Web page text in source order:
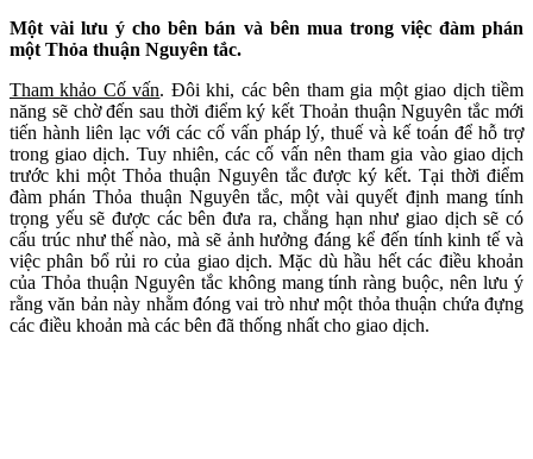
Một vài lưu ý cho bên bán và bên mua trong việc đàm phán
một Thỏa thuận Nguyên tắc.
Tham khảo Cố vấn. Đôi khi, các bên tham gia một giao dịch tiềm
năng sẽ chờ đến sau thời điểm ký kết Thoản thuận Nguyên tắc mới
tiến hành liên lạc với các cố vấn pháp lý, thuế và kế toán để hỗ trợ
trong giao dịch. Tuy nhiên, các cố vấn nên tham gia vào giao dịch
trước khi một Thỏa thuận Nguyên tắc được ký kết. Tại thời điểm
đàm phán Thỏa thuận Nguyên tắc, một vài quyết định mang tính
trọng yếu sẽ được các bên đưa ra, chẳng hạn như giao dịch sẽ có
cấu trúc như thế nào, mà sẽ ảnh hưởng đáng kể đến tính kinh tế và
việc phân bổ rủi ro của giao dịch. Mặc dù hầu hết các điều khoản
của Thỏa thuận Nguyên tắc không mang tính ràng buộc, nên lưu ý
rằng văn bản này nhằm đóng vai trò như một thỏa thuận chứa đựng
các điều khoản mà các bên đã thống nhất cho giao dịch.